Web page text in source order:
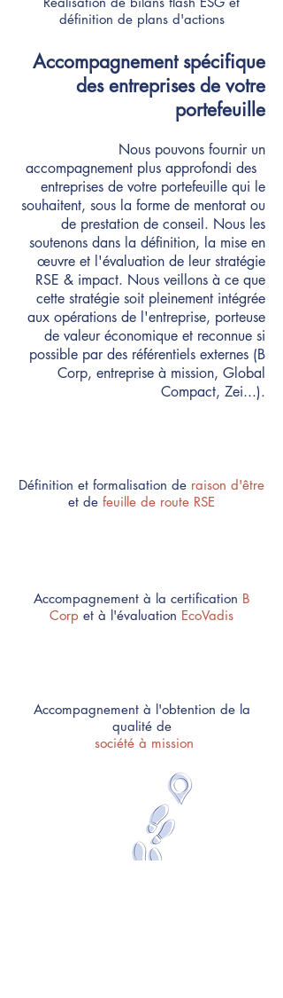
définition de plans d'actions
Accompagnement spécifique
des entreprises de votre
portefeuille
Nous pouvons fournir un
accompagnement plus approfondi des
entreprises de votre portefeuille qui le
souhaitent, sous la forme de mentorat ou
de prestation de conseil. Nous les
soutenons dans la définition, la mise en
œuvre et l'évaluation de leur stratégie
RSE & impact. Nous veillons à ce que
cette stratégie soit pleinement intégrée
aux opérations de l'entreprise, porteuse
de valeur économique et reconnue si
possible par des référentiels externes (B
Corp, entreprise à mission, Global
Compact, Zei...).
Définition et formalisation de raison d'être
et de feuille de route RSE
Accompagnement à la certification B
Corp et à l'évaluation EcoVadis
Accompagnement à l'obtention de la
qualité de
société à mission